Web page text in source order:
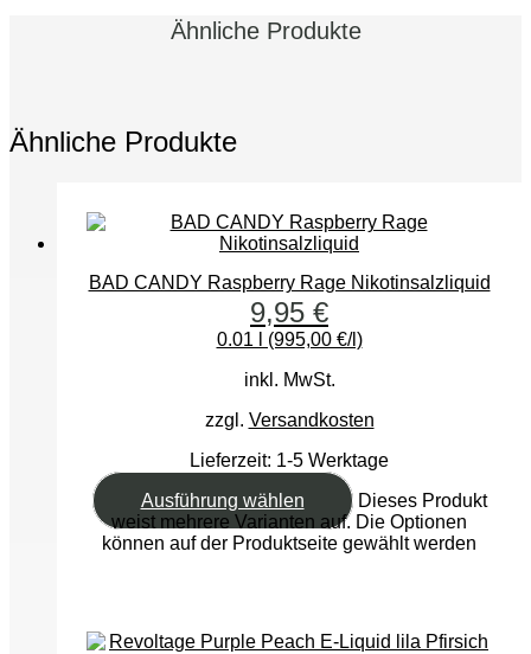
Ähnliche Produkte
Ähnliche Produkte
BAD CANDY Raspberry Rage Nikotinsalzliquid
9,95 €
0.01 l (995,00 €/l)
inkl. MwSt.
zzgl. Versandkosten
Lieferzeit: 1-5 Werktage
Ausführung wählen
Dieses Produkt
weist mehrere Varianten auf. Die Optionen
können auf der Produktseite gewählt werden